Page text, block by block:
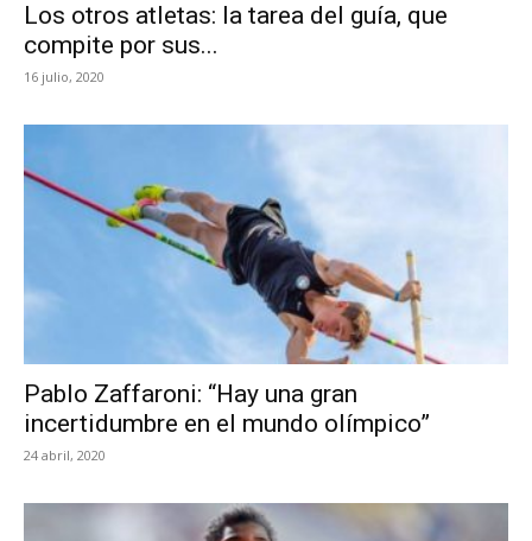
Los otros atletas: la tarea del guía, que
compite por sus...
16 julio, 2020
Pablo Zaffaroni: “Hay una gran
incertidumbre en el mundo olímpico”
24 abril, 2020